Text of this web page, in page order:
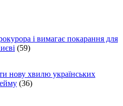
і вимагає покарання для
(59)
нову хвилю українських
(36)